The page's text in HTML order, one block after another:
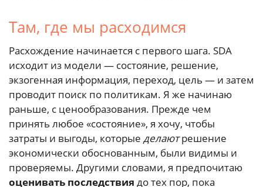
Там, где мы расходимся
Расхождение начинается с первого шага. SDA
исходит из модели — состояние, решение,
экзогенная информация, переход, цель — и затем
проводит поиск по политикам. Я же начинаю
раньше, с ценообразования. Прежде чем
принять любое «состояние», я хочу, чтобы
затраты и выгоды, которые делаютрешение
экономически обоснованным, были видимы и
проверяемы. Другими словами, я предпочитаю
оценивать последствия до тех пор, пока